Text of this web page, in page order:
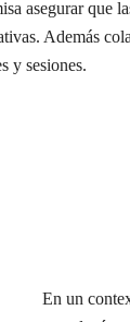
asegurar que
Además
y sesiones.
En un